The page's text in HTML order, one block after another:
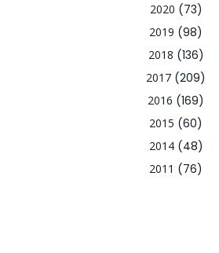
2020 (73)
2019 (98)
2018 (136)
2017 (209)
2016 (169)
2015 (60)
2014(48)
2011 (76)